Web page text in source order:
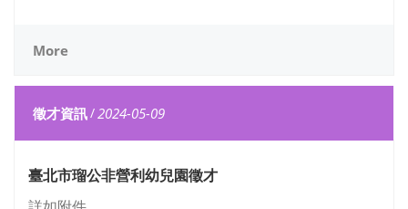
More
徵才資訊/2024-05-09
臺北市瑠公非營利幼兒園徵才